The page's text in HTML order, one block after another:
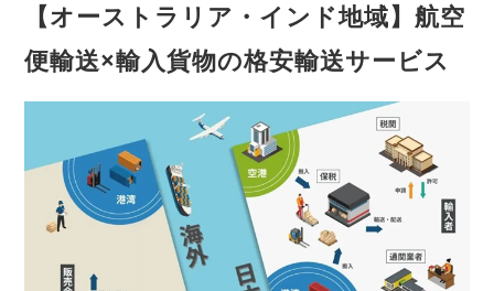
【オーストラリア・インド地域】航空
便輸送×輸入貨物の格安輸送サービス